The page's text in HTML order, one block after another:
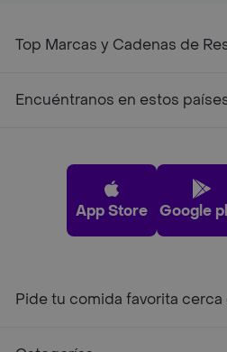
Top Marcas y Cadenas de
Encuéntranos en estos
App Store Google
Pide tu comida favorita cerca